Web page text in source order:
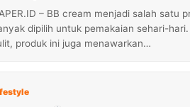
– BB cream menjadi salah satu
dipilih untuk pemakaian sehari-
produk ini juga menawarkan…